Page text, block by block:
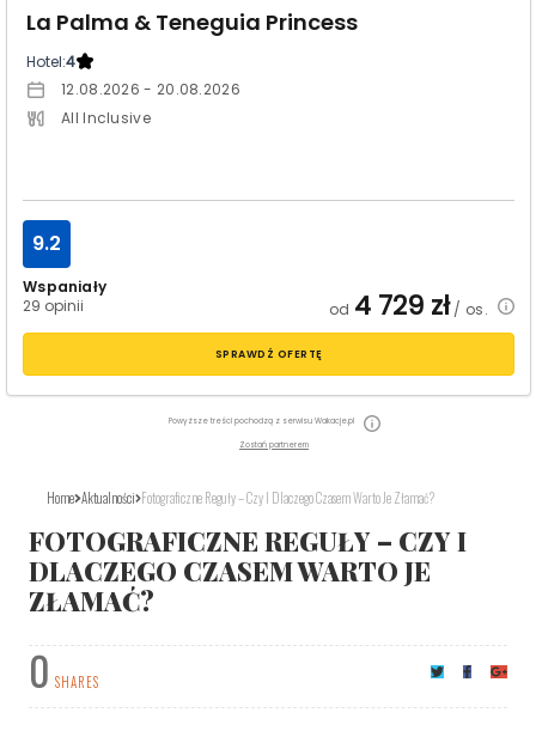
La Palma & Teneguia Princess
Hotel:4
12.08.2026 - 20.08.2026
All Inclusive
Wspaniały
29 opinii
9.2
od 4 729 zł/ os.
SPRAWDŹ OFERTĘ
Powyższe treści pochodzą z serwisu Wakacje.pl
Zostań partnerem
Home Aktualności Fotograficzne Reguły – Czy I Dlaczego Czasem Warto Je Złamać?
FOTOGRAFICZNE REGUŁY – CZY I
DLACZEGO CZASEM WARTO JE
ZŁAMAĆ?
0 SHARES